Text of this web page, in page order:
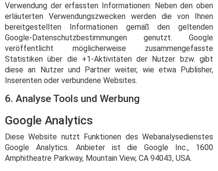
Verwendung der erfassten Informationen: Neben den oben
erläuterten Verwendungszwecken werden die von Ihnen
bereitgestellten Informationen gemäß den geltenden
Google-Datenschutzbestimmungen genutzt. Google
veröffentlicht möglicherweise zusammengefasste
Statistiken über die +1-Aktivitäten der Nutzer bzw. gibt
diese an Nutzer und Partner weiter, wie etwa Publisher,
Inserenten oder verbundene Websites.
6. Analyse Tools und Werbung
Google Analytics
Diese Website nutzt Funktionen des Webanalysedienstes
Google Analytics. Anbieter ist die Google Inc., 1600
Amphitheatre Parkway, Mountain View, CA 94043, USA.